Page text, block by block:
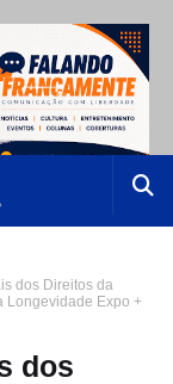
dos Direitos da
Longevidade Expo +
dos